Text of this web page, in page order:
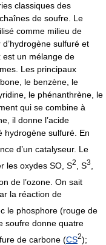
classiques des
de soufre. Le
comme milieu de
sulfuré et
est un mélange de
Les principaux
le benzène, le
le phénanthrène, le
qui se combine à
il donne l’acide
hydrogène sulfuré. En
d’un catalyseur. Le
les oxydes SO, S2 , S3
de l’ozone. On sait
la réaction de
le phosphore (rouge de
soufre donne quatre
de carbone (CS2);